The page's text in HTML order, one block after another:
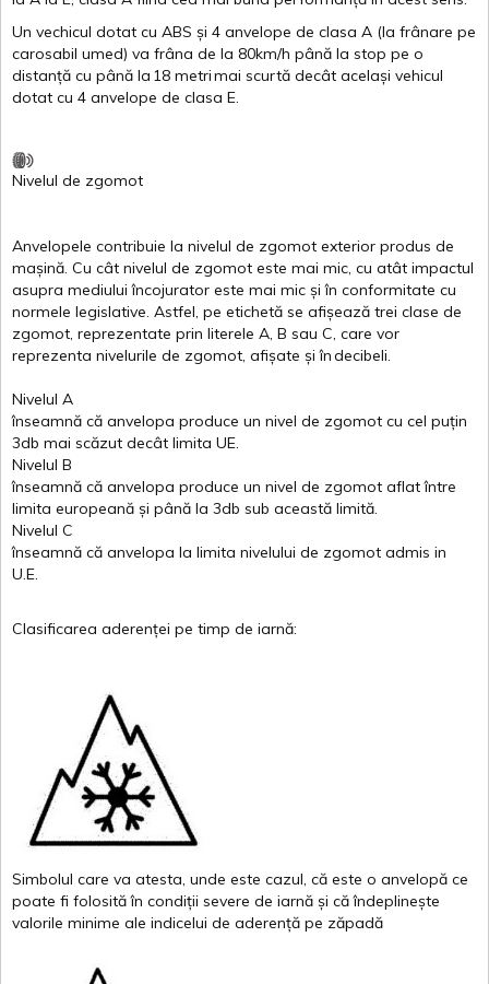
Un vechicul dotat cu ABS și 4 anvelope de clasa A (la frânare pe
carosabil umed) va frâna de la 80km/h până la stop pe o
distanță cu până la 18 metrimai scurtă decât același vehicul
dotat cu 4 anvelope de clasa E.
Nivelul de zgomot
Anvelopele contribuie la nivelul de zgomot exterior produs de
mașină. Cu cât nivelul de zgomot este mai mic, cu atât impactul
asupra mediului încojurator este mai mic și în conformitate cu
normele legislative. Astfel, pe etichetă se afișează trei clase de
zgomot, reprezentate prin literele A, B sau C, care vor
reprezenta nivelurile de zgomot, afișate și îndecibeli.
Nivelul A
înseamnă că anvelopa produce un nivel de zgomot cu cel puțin
3db mai scăzut decât limita UE.
Nivelul B
înseamnă că anvelopa produce un nivel de zgomot aflat între
limita europeană și până la 3db sub această limită.
Nivelul C
înseamnă că anvelopa la limita nivelului de zgomot admis in
U.E.
Clasificarea aderenței pe timp de iarnă:
Simbolul care va atesta, unde este cazul, că este o anvelopă ce
poate fi folosită în condiții severe de iarnă și că îndeplinește
valorile minime ale indicelui de aderență pe zăpadă